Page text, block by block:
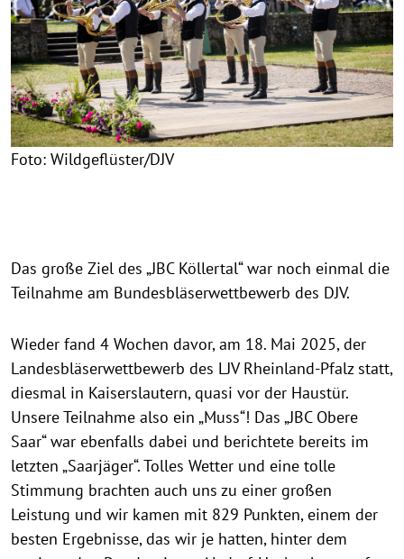
Foto: Wildgeflüster/DJV
Das große Ziel des „JBC Köllertal“ war noch einmal die
Teilnahme am Bundesbläserwettbewerb des DJV.
Wieder fand 4 Wochen davor, am 18. Mai 2025, der
Landesbläserwettbewerb des LJV Rheinland-Pfalz statt,
diesmal in Kaiserslautern, quasi vor der Haustür.
Unsere Teilnahme also ein „Muss“! Das „JBC Obere
Saar“ war ebenfalls dabei und berichtete bereits im
letzten „Saarjäger“. Tolles Wetter und eine tolle
Stimmung brachten auch uns zu einer großen
Leistung und wir kamen mit 829 Punkten, einem der
besten Ergebnisse, das wir je hatten, hinter dem